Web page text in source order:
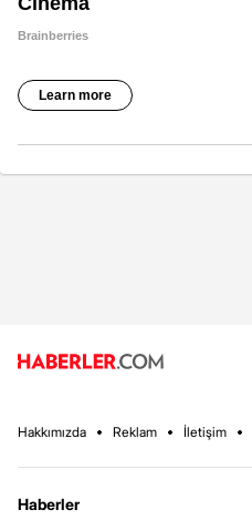
Hakkımızda Reklam İletişim
Haberler